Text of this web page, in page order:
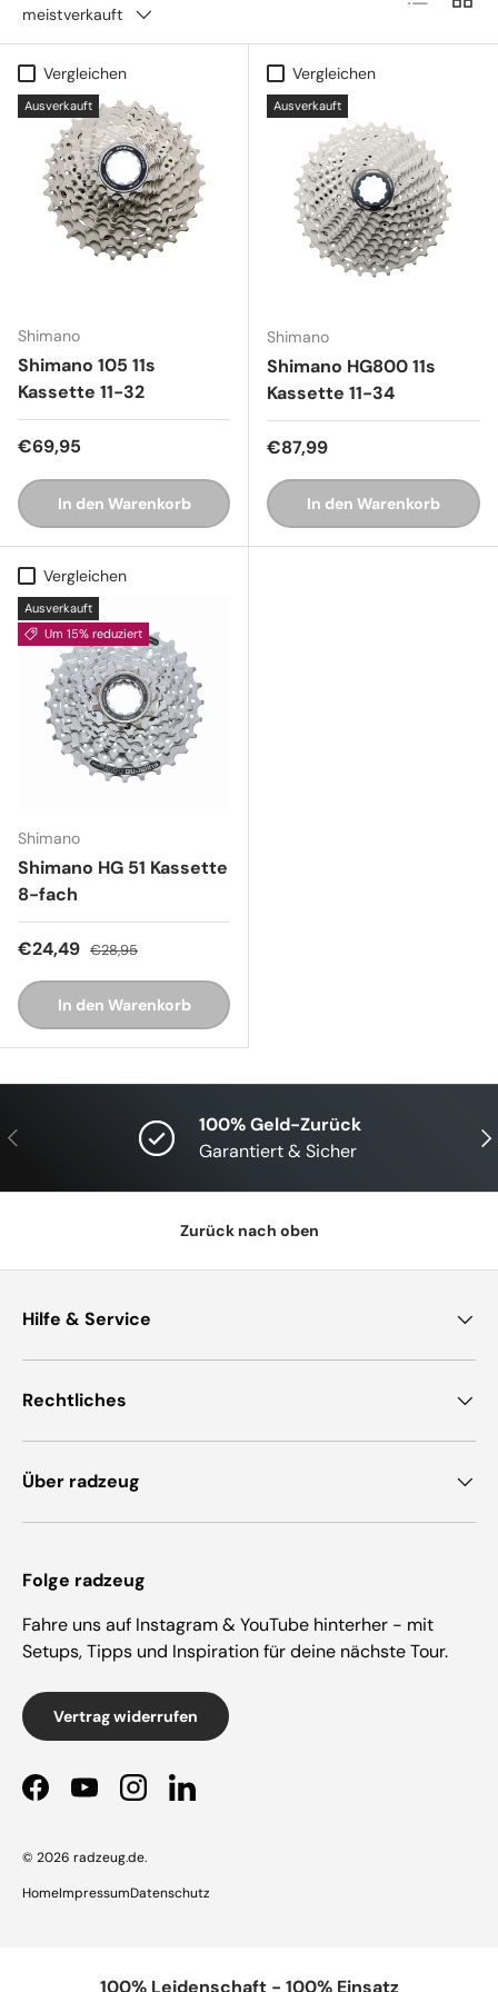
meistverkauft
Vergleichen
Ausverkauft
Shimano
Shimano 105 11s
Kassette 11-32
Normaler Preis
€69,95
In den Warenkorb
Vergleichen
Ausverkauft
Shimano
Shimano HG800 11s
Kassette 11-34
Normaler Preis
€87,99
In den Warenkorb
Vergleichen
Ausverkauft
Um 15% reduziert
Shimano
Shimano HG 51 Kassette
8-fach
Verkaufspreis
€24,49 Normaler Preis
€28,95
In den Warenkorb
Vorherige
100% Geld-Zurück
Garantiert & Sicher
Zurück nach oben
Hilfe & Service
Rechtliches
Über radzeug
Folge radzeug
Fahre uns auf Instagram & YouTube hinterher - mit
Setups, Tipps und Inspiration für deine nächste Tour.
Vertrag widerrufen
FacebookYouTubeInstagramLinkedIn
© 2026 radzeug.de.
HomeImpressumDatenschutz
100% Leidenschaft - 100% Einsatz